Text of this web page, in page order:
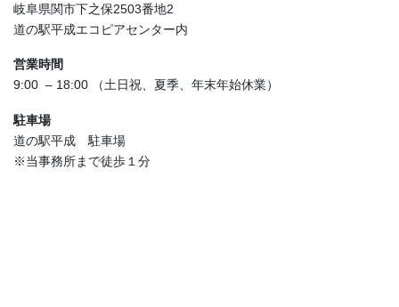
岐阜県関市下之保2503番地2
道の駅平成エコピアセンター内
営業時間
9:00 – 18:00 （土日祝、夏季、年末年始休業）
駐車場
道の駅平成 駐車場
※当事務所まで徒歩１分